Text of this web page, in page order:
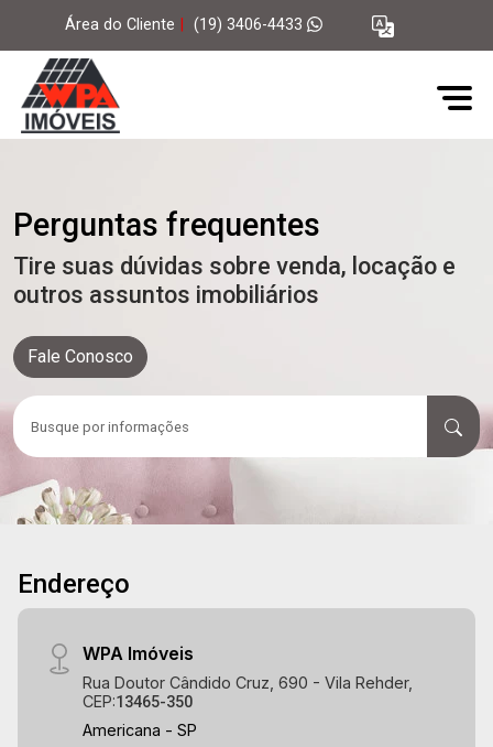
Área do Cliente (19) 3406-4433
Perguntas frequentes
Tire suas dúvidas sobre venda, locação e
outros assuntos imobiliários
Fale Conosco
Endereço
WPA Imóveis
Rua Doutor Cândido Cruz, 690 - Vila Rehder,
CEP:13465-350
Americana - SP